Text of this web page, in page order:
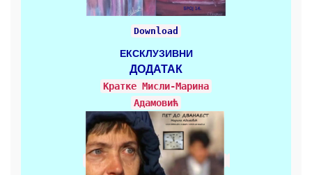
Download
ЕКСКЛУЗИВНИ
ДОДАТАК
Кратке Mисли-Марина
Адамовић